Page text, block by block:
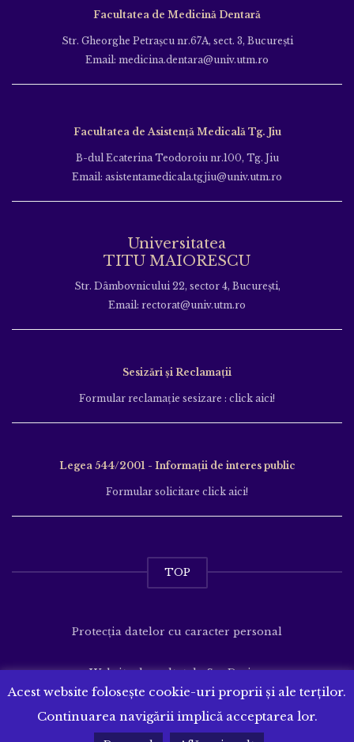
Facultatea de Medicină Dentară
Str. Gheorghe Petraşcu nr.67A, sect. 3, Bucureşti
Email: medicina.dentara@univ.utm.ro
Facultatea de Asistență Medicală Tg. Jiu
B-dul Ecaterina Teodoroiu nr.100, Tg. Jiu
Email: asistentamedicala.tgjiu@univ.utm.ro
Universitatea
TITU MAIORESCU
Str. Dâmbovnicului 22, sector 4, București,
Email: rectorat@univ.utm.ro
Sesizări și Reclamații
Formular reclamație sesizare : click aici!
Legea 544/2001 - Informații de interes public
Formular solicitare click aici!
TOP
Protecția datelor cu caracter personal
Website dezvoltat deSenDesign
Acest website folosește cookie-uri proprii și ale terților.
Continuarea navigării implică acceptarea lor.